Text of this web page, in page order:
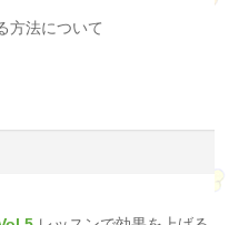
方法について